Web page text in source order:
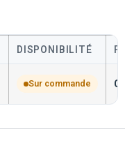
DISPONIBILITÉ
Sur commande